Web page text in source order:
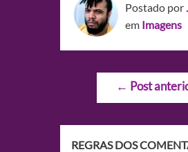
Postado por
em Imagens
Navegação
← Post
REGRAS DOS